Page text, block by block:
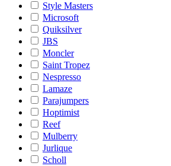
Style Masters
Microsoft
Quiksilver
JBS
Moncler
Saint Tropez
Nespresso
Lamaze
Parajumpers
Hoptimist
Reef
Mulberry
Jurlique
Scholl